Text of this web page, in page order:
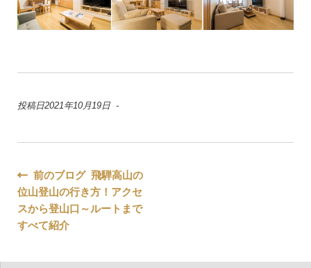
投稿日2021年10月19日 -
投
稿
ナ
前のブログ 飛騨高山の
位山登山の行き方！アクセ
スから登山口～ルートまで
すべて紹介